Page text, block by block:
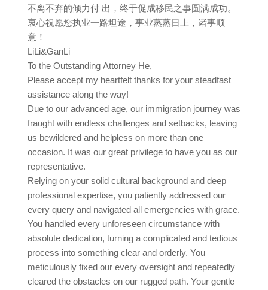
不离不弃的倾力付 出，终于促成移民之事圆满成功。
衷心祝愿您执业一路坦途，事业蒸蒸日上，诸事顺
意！
LiLi&GanLi
To the Outstanding Attorney He,
Please accept my heartfelt thanks for your steadfast
assistance along the way!
Due to our advanced age, our immigration journey was
fraught with endless challenges and setbacks, leaving
us bewildered and helpless on more than one
occasion. It was our great privilege to have you as our
representative.
Relying on your solid cultural background and deep
professional expertise, you patiently addressed our
every query and navigated all emergencies with grace.
You handled every unforeseen circumstance with
absolute dedication, turning a complicated and tedious
process into something clear and orderly. You
meticulously fixed our every oversight and repeatedly
cleared the obstacles on our rugged path. Your gentle